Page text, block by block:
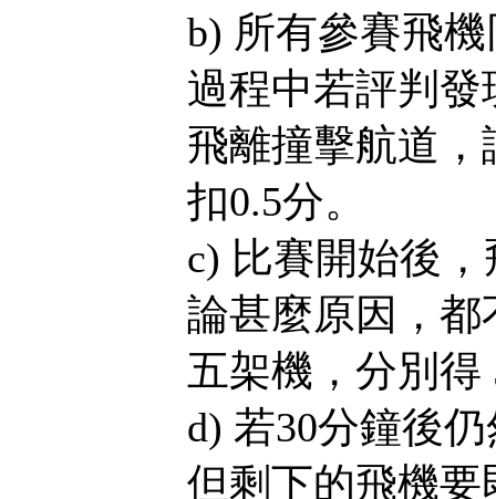
b) 所有參賽飛
過程中若評判
飛離撞擊航道
扣0.5分。
c) 比賽開始後
論甚麼原因，
五架機，分別得
d) 若30分鐘後
但剩下的飛機